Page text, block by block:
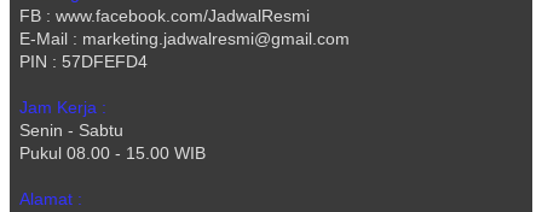
FB : www.facebook.com/JadwalResmi
E-Mail : marketing.jadwalresmi@gmail.com
PIN : 57DFEFD4
Jam Kerja :
Senin - Sabtu
Pukul 08.00 - 15.00 WIB
Alamat :